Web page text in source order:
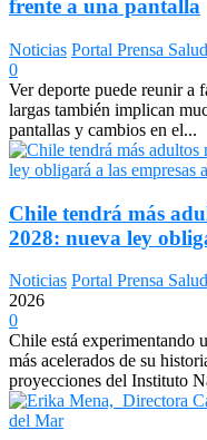
frente a una pantalla
Noticias Portal Prensa
0
Ver deporte puede reunir a
largas también implican
pantallas y cambios en el...
Chile tendrá más
2028: nueva ley
Noticias Portal Prensa
2026
0
Chile está experimentando
más acelerados de su
proyecciones del Instituto